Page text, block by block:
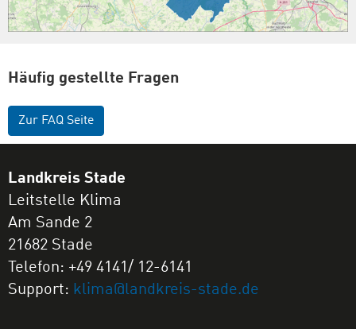
Häufig gestellte Fragen
Zur FAQ Seite
Landkreis Stade
Leitstelle Klima
Am Sande 2
21682 Stade
Telefon: +49 4141/ 12-6141
Support: klima@landkreis-stade.de